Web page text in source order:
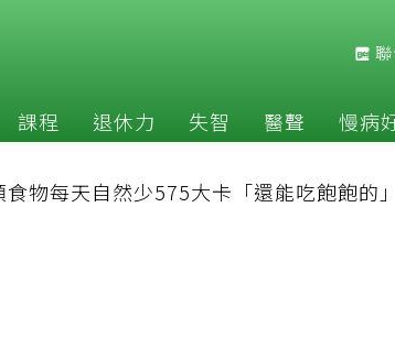
課程 退休力 失智 醫聲 慢病
物每天自然少575大卡「還能吃飽飽的」